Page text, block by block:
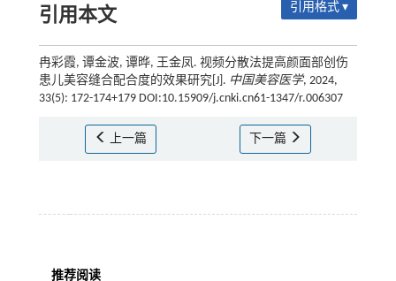
引用本文 引用格式 ▾
冉彩霞, 谭金波, 谭晔, 王金凤. 视频分散法提高颜面部创伤
患儿美容缝合配合度的效果研究[J]. 中国美容医学, 2024,
33(5): 172-174+179 DOI:10.15909/j.cnki.cn61-1347/r.006307
上一篇 下一篇